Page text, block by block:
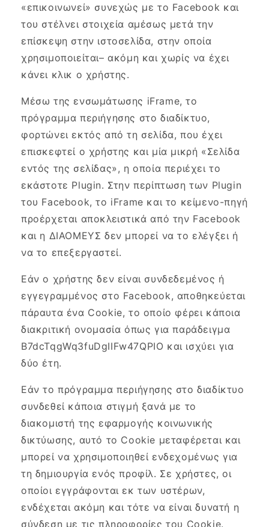
«επικοινωνεί» συνεχώς με το Facebook και
του στέλνει στοιχεία αμέσως μετά την
επίσκεψη στην ιστοσελίδα, στην οποία
χρησιμοποιείται– ακόμη και χωρίς να έχει
κάνει κλικ ο χρήστης.
Μέσω της ενσωμάτωσης iFrame, το
πρόγραμμα περιήγησης στο διαδίκτυο,
φορτώνει εκτός από τη σελίδα, που έχει
επισκεφτεί ο χρήστης και μία μικρή «Σελίδα
εντός της σελίδας», η οποία περιέχει το
εκάστοτε Plugin. Στην περίπτωση των Plugin
του Facebook, το iFrame και το κείμενο-πηγή
προέρχεται αποκλειστικά από την Facebook
και η ΔΙΑΟΜΕΥΣ δεν μπορεί να το ελέγξει ή
να το επεξεργαστεί.
Εάν ο χρήστης δεν είναι συνδεδεμένος ή
εγγεγραμμένος στο Facebook, αποθηκεύεται
πάραυτα ένα Cookie, το οποίο φέρει κάποια
διακριτική ονομασία όπως για παράδειγμα
B7dcTqgWq3fuDgIIFw47QPIO και ισχύει για
δύο έτη.
Εάν το πρόγραμμα περιήγησης στο διαδίκτυο
συνδεθεί κάποια στιγμή ξανά με το
διακομιστή της εφαρμογής κοινωνικής
δικτύωσης, αυτό το Cookie μεταφέρεται και
μπορεί να χρησιμοποιηθεί ενδεχομένως για
τη δημιουργία ενός προφίλ. Σε χρήστες, οι
οποίοι εγγράφονται εκ των υστέρων,
ενδέχεται ακόμη και τότε να είναι δυνατή η
σύνδεση με τις πληροφορίες του Cookie.